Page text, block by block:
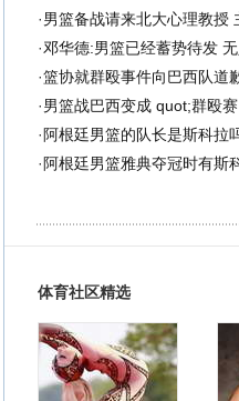
·男篮备战请来北大心理教授
·邓华德:男篮已经蓄势待发
·篮协就群殴事件向巴西队道
·男篮战巴西变成 quot;群殴
· 阿根廷男篮的队长是斯科拉
· 阿根廷男篮雅典夺冠时有斯
体育社区精选